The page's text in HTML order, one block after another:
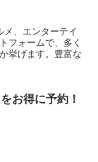
メ、エンターテイ
フォームで、多く
挙げます。豊富な
お得に予約！